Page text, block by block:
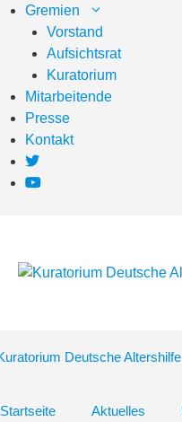
Gremien
Vorstand
Aufsichtsrat
Kuratorium
Mitarbeitende
Presse
Kontakt
Startseite Aktuelles